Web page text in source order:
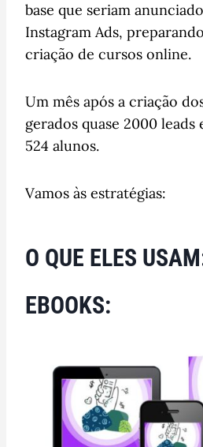
base que seriam
Instagram Ads,
criação de cursos online.
Um mês após a criação
gerados quase 2000
524 alunos.
Vamos às estratégias:
O QUE ELES
EBOOKS: